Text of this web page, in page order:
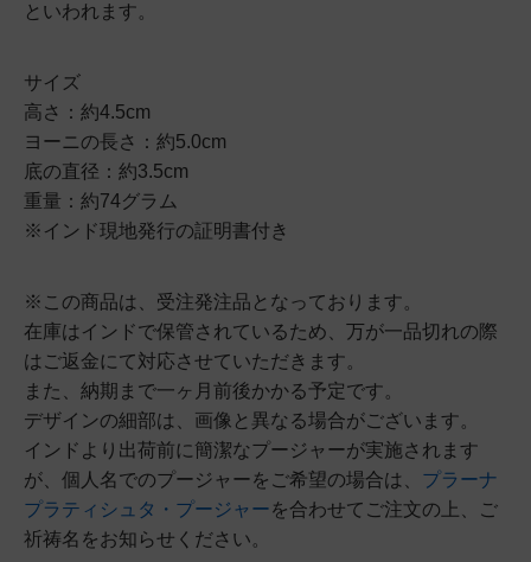
といわれます。
サイズ
高さ：約4.5cm
ヨーニの長さ：約5.0cm
底の直径：約3.5cm
重量：約74グラム
※インド現地発行の証明書付き
※この商品は、受注発注品となっております。
在庫はインドで保管されているため、万が一品切れの際
はご返金にて対応させていただきます。
また、納期まで一ヶ月前後かかる予定です。
デザインの細部は、画像と異なる場合がございます。
インドより出荷前に簡潔なプージャーが実施されます
が、個人名でのプージャーをご希望の場合は、 プラーナ
プラティシュタ・プージャーを合わせてご注文の上、ご
祈祷名をお知らせください。